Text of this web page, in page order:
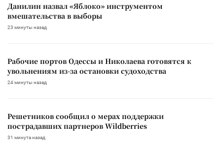
Данилин назвал «Яблоко» инструментом
вмешательства в выборы
23 минуты назад
Рабочие портов Одессы и Николаева готовятся к
увольнениям из-за остановки судоходства
24 минуты назад
Решетников сообщил о мерах поддержки
пострадавших партнеров Wildberries
31 минута назад